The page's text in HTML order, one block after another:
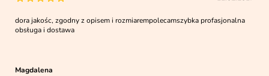
dora jakośc, zgodny z opisem i rozmiarempolecamszybka profasjonalna
obsługa i dostawa
Magdalena